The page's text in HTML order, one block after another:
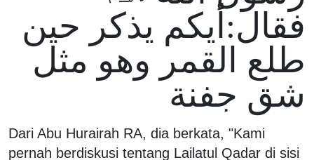
فقال:أيكم يذكر حين
طلع القمر وهو مثل
شق جفنة
Dari Abu Hurairah RA, dia berkata, "Kami
pernah berdiskusi tentang Lailatul Qadar di sisi